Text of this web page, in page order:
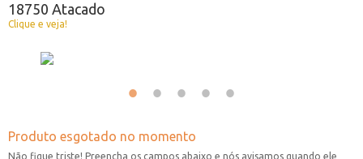
18750 Atacado
Clique e veja!